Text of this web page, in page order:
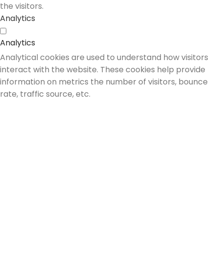
the visitors.
Analytics
Analytics
Analytical cookies are used to understand how visitors
interact with the website. These cookies help provide
information on metrics the number of visitors, bounce
rate, traffic source, etc.